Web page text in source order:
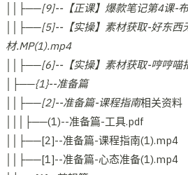
││├──[9]--【正课】爆款笔记第4课-
││├──[5]--【实操】素材获取-好东西
材.MP(1).mp4
││├──[6]--【实操】素材获取-哼哼喵
│├──{1}--准备篇
││├──[2]--准备篇-课程指南相关资料
│││├──(1)--准备篇-工具.pdf
││├──[2]--准备篇-课程指南(1).mp4
││├──[1]--准备篇-心态准备(1).mp4